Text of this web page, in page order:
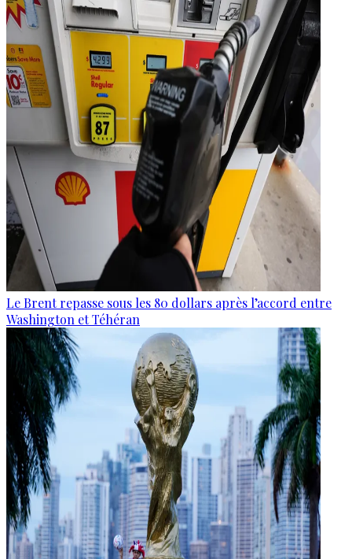
Le Brent repasse sous les 80 dollars après l’accord entre
Washington et Téhéran